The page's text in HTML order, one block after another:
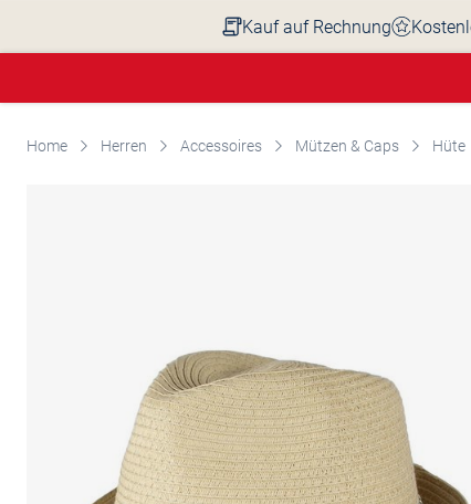
Kauf auf Rechnung
Home Herren Accessoires Mützen & Caps Hüte